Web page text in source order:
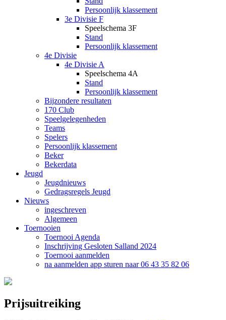
Persoonlijk klassement
3e Divisie F
Speelschema 3F
Stand
Persoonlijk klassement
4e Divisie
4e Divisie A
Speelschema 4A
Stand
Persoonlijk klassement
Bijzondere resultaten
170 Club
Speelgelegenheden
Teams
Spelers
Persoonlijk klassement
Beker
Bekerdata
Jeugd
Jeugdnieuws
Gedragsregels Jeugd
Nieuws
ingeschreven
Algemeen
Toernooien
Toernooi Agenda
Inschrijving Gesloten Salland 2024
Toernooi aanmelden
na aanmelden app sturen naar 06 43 35 82 06
Prijsuitreiking